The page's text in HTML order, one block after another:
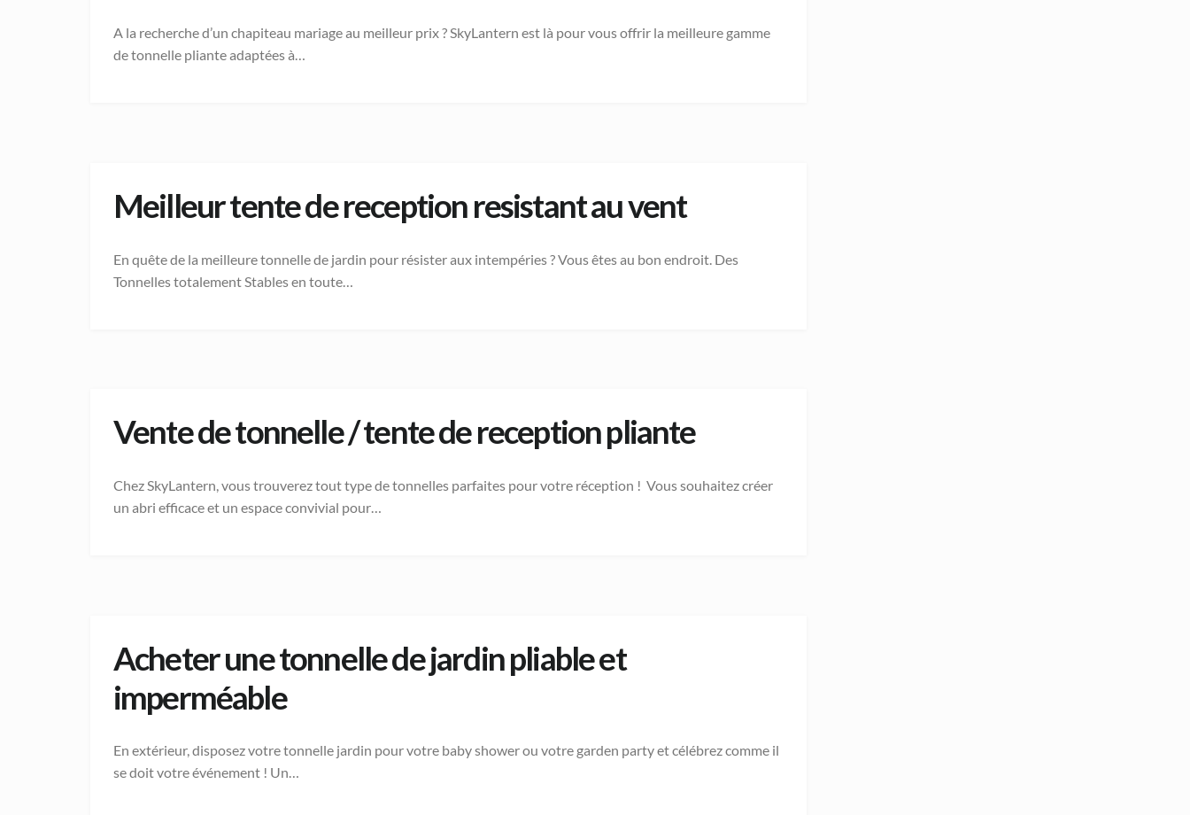
A la recherche d’un chapiteau mariage au meilleur prix ? SkyLantern est là pour vous offrir la meilleure gamme
de tonnelle pliante adaptées à…
Meilleur tente de reception resistant au vent
En quête de la meilleure tonnelle de jardin pour résister aux intempéries ? Vous êtes au bon endroit. Des
Tonnelles totalement Stables en toute…
Vente de tonnelle / tente de reception pliante
Chez SkyLantern, vous trouverez tout type de tonnelles parfaites pour votre réception ! Vous souhaitez créer
un abri efficace et un espace convivial pour…
Acheter une tonnelle de jardin pliable et
imperméable
En extérieur, disposez votre tonnelle jardin pour votre baby shower ou votre garden party et célébrez comme il
se doit votre événement ! Un…